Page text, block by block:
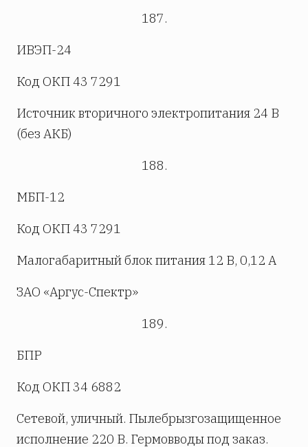
187.
ИВЭП-24
Код ОКП 43 7291
Источник вторичного электропитания 24 В
(без АКБ)
188.
МБП-12
Код ОКП 43 7291
Малогабаритный блок питания 12 В, 0,12 А
ЗАО «Аргус-Спектр»
189.
БПР
Код ОКП 34 6882
Сетевой, уличный. Пылебрызгозащищенное
исполнение 220 В. Гермовводы под заказ.